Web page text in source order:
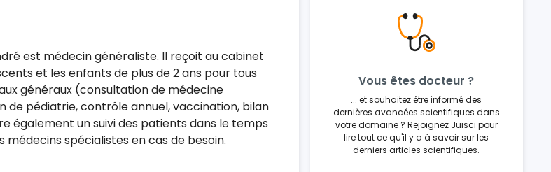
est médecin généraliste. Il reçoit au cabinet
et les enfants de plus de 2 ans pour tous
généraux (consultation de médecine
de pédiatrie, contrôle annuel, vaccination, bilan
également un suivi des patients dans le temps
médecins spécialistes en cas de besoin.
Vous êtes docteur ?
... et souhaitez être informé des
dernières avancées scientifiques dans
votre domaine ? Rejoignez Juisci pour
lire tout ce qu'il y a à savoir sur les
derniers articles scientifiques.